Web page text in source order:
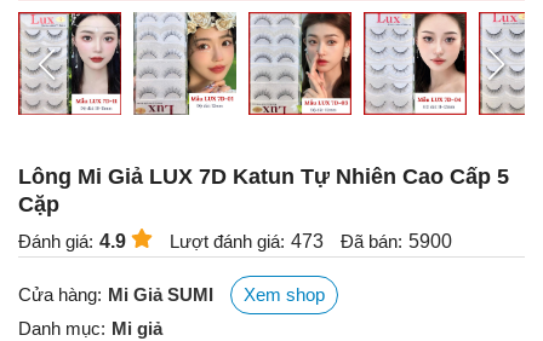
Lông Mi Giả LUX 7D Katun Tự Nhiên Cao Cấp 5
Cặp
Đánh giá: 4.9 Lượt đánh giá: 473 Đã bán: 5900
Cửa hàng: Mi Giả SUMI
Xem shop
Danh mục: Mi giả